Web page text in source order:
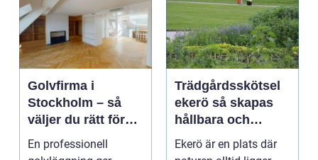
Golvfirma i
Stockholm – så
väljer du rätt för
ett hållbart golv
En professionell
Trädgårdsskötsel
ekerö så skapas
hållbara och
vackra utemiljöer
året runt
Ekerö är en plats där